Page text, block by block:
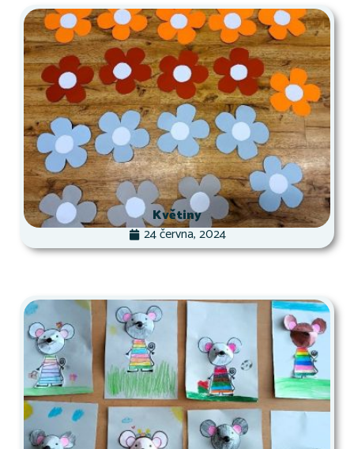
Květiny
24 června, 2024